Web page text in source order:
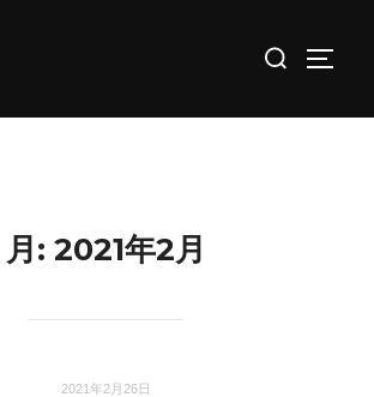
索
月: 2021年2月
2021年2月26日